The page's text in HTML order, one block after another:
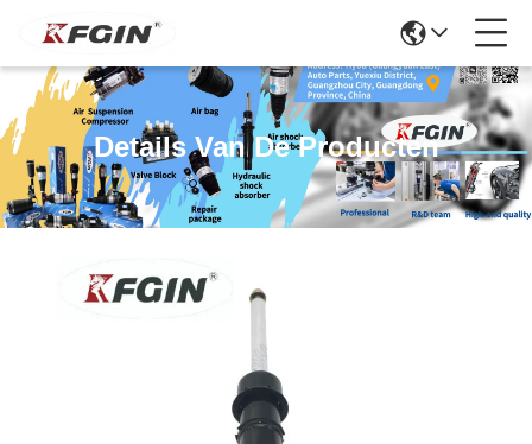
Details Van De Producten